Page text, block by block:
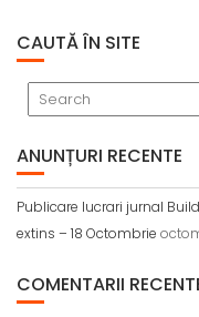
CAUTĂ ÎN SITE
ANUNȚURI RECENTE
Publicare lucrari jurnal
extins – 18 Octombrie
COMENTARII